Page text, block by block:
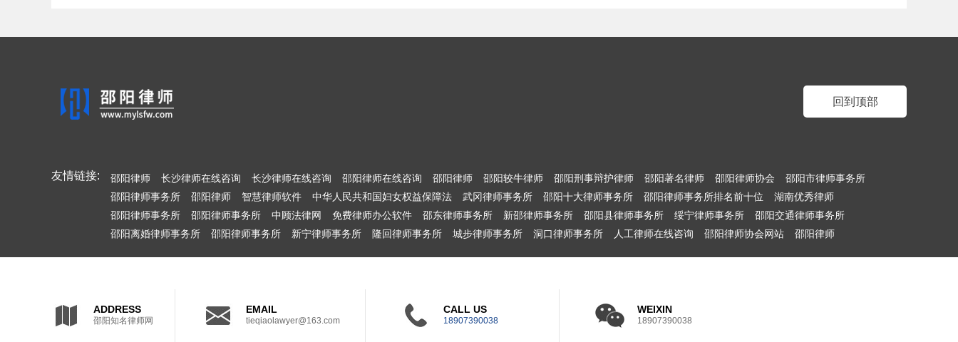
回到顶部
友情链接: 邵阳律师 长沙律师在线咨询 长沙律师在线咨询 邵阳律师在线咨询 邵阳律师 邵阳较牛律师 邵阳刑事辩护律师 邵阳著名律师 邵阳律师协会
邵阳市律师事务所
邵阳律师事务所
邵阳律师 智慧律师软件 中华人民共和国妇女权益保障法 武冈律师事务所 邵阳十大律师事务所 邵阳律师事务所排名前十位
湖南优秀律师
邵阳律师事务所
邵阳律师事务所 中顾法律网 免费律师办公软件 邵东律师事务所 新邵律师事务所 邵阳县律师事务所 绥宁律师事务所
邵阳交通律师事务所
邵阳离婚律师事务所
邵阳律师事务所 新宁律师事务所 隆回律师事务所 城步律师事务所 洞口律师事务所 人工律师在线咨询 邵阳律师协会网站 邵阳律师
ADDRESS
邵阳知名律师网
EMAIL
tieqiaolawyer@163.com
CALL US
18907390038
WEIXIN
18907390038